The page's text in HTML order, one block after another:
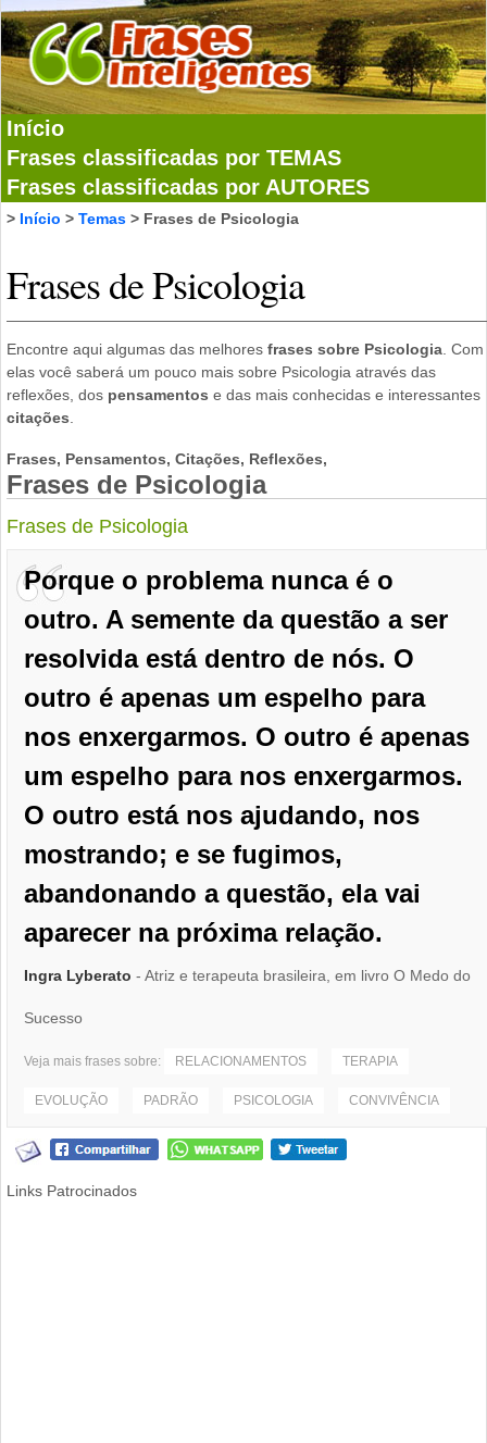
Início
Frases classificadas por TEMAS
Frases classificadas por AUTORES
> Início > Temas > Frases de Psicologia
Frases de Psicologia
Encontre aqui algumas das melhores frases sobre Psicologia . Com
elas você saberá um pouco mais sobre Psicologia através das
reflexões, dos pensamentos e das mais conhecidas e interessantes
citações
Frases, Pensamentos, Citações, Reflexões,
Frases de Psicologia
Frases de Psicologia
Porque o problema nunca é o
outro. A semente da questão a ser
resolvida está dentro de nós. O
outro é apenas um espelho para
nos enxergarmos. O outro é apenas
um espelho para nos enxergarmos.
O outro está nos ajudando, nos
mostrando; e se fugimos,
abandonando a questão, ela vai
aparecer na próxima relação.
Ingra Lyberato - Atriz e terapeuta brasileira, em livro O Medo do
Sucesso
Veja mais frases sobre: RELACIONAMENTOS TERAPIA
EVOLUÇÃO PADRÃO PSICOLOGIA CONVIVÊNCIA
Links Patrocinados